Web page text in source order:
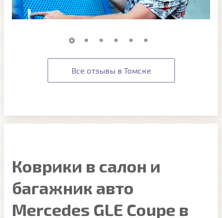
Все отзывы в Томске
Коврики в салон и
багажник авто
Mercedes GLE Coupe в